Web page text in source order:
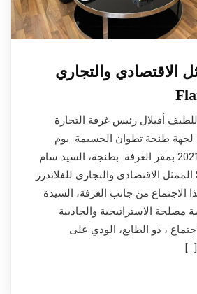
الاقتصادي والتجاري
أفيلال رئيس غرفة التجارة
لجهة طنجة تطوان الحسيمة يوم
الجمعة 24 سبتمبر 2021 بمقر الغرفة بطنجة، السيد سام
أبوسي Sam Abosi الممثل الاقتصادي والتجاري للفلاندرز
من جانب الغرفة، السيدة
مصلحة الاستراتيجية والجاذبية
، ذو الطابع، الودي على